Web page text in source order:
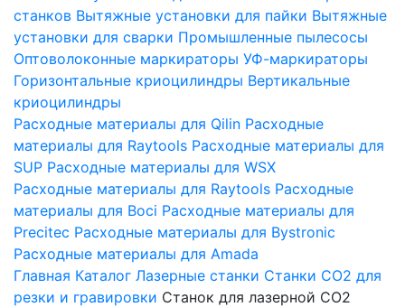
станков Вытяжные установки для пайки Вытяжные
установки для сварки Промышленные пылесосы
Оптоволоконные маркираторы УФ-маркираторы
Горизонтальные криоцилиндры Вертикальные
криоцилиндры
Расходные материалы для Qilin Расходные
материалы для Raytools Расходные материалы для
SUP Расходные материалы для WSX
Расходные материалы для Raytools Расходные
материалы для Boci Расходные материалы для
Precitec Расходные материалы для Bystronic
Расходные материалы для Amada
Главная Каталог Лазерные станки Станки СО2 для
резки и гравировки Станок для лазерной CO2